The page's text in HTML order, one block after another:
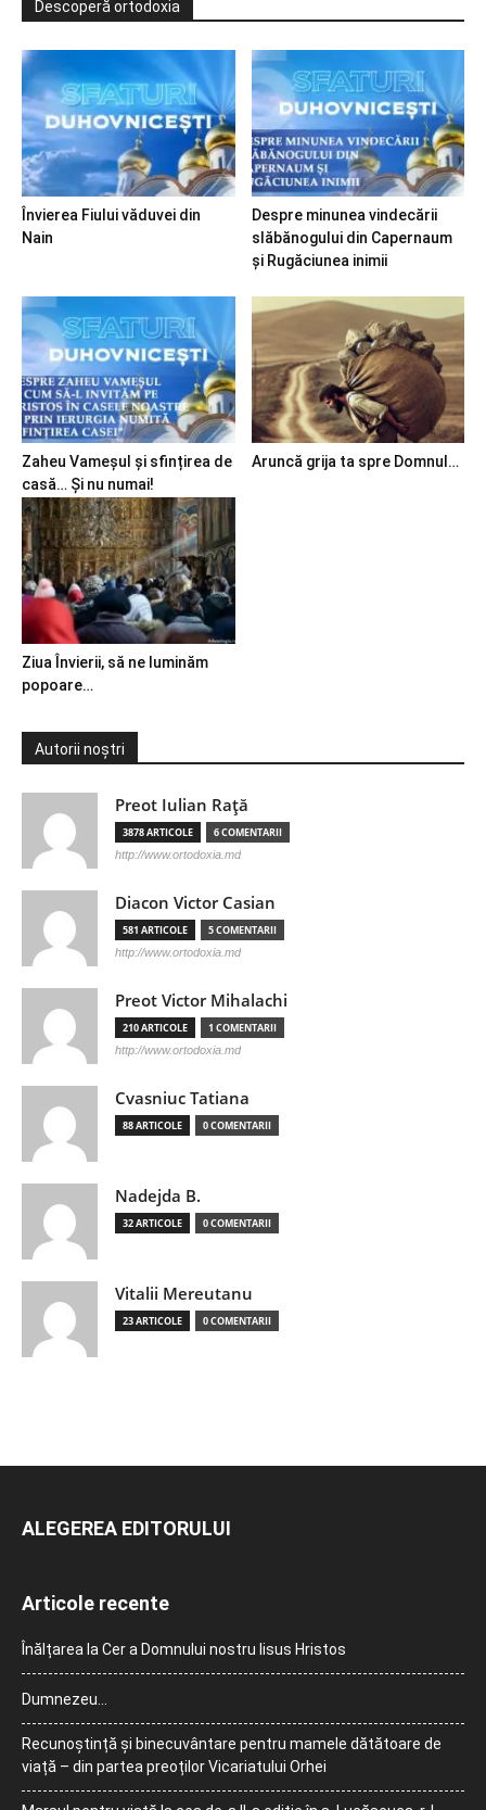
Descoperă ortodoxia
Învierea Fiului văduvei din
Nain
Despre minunea vindecării
slăbănogului din Capernaum
și Rugăciunea inimii
Zaheu Vameșul și sfințirea de
casă… Și nu numai!
Aruncă grija ta spre Domnul…
Ziua Învierii, să ne luminăm
popoare…
Autorii noștri
Preot Iulian Raţă
3878 ARTICOLE 6 COMENTARII
http://www.ortodoxia.md
Diacon Victor Casian
581 ARTICOLE 5 COMENTARII
http://www.ortodoxia.md
Preot Victor Mihalachi
210 ARTICOLE 1 COMENTARII
http://www.ortodoxia.md
Cvasniuc Tatiana
88 ARTICOLE 0 COMENTARII
Nadejda B.
32 ARTICOLE 0 COMENTARII
Vitalii Mereutanu
23 ARTICOLE 0 COMENTARII
ALEGEREA EDITORULUI
Articole recente
Înălțarea la Cer a Domnului nostru Iisus Hristos
Dumnezeu…
Recunoștință și binecuvântare pentru mamele dătătoare de
viață – din partea preoților Vicariatului Orhei